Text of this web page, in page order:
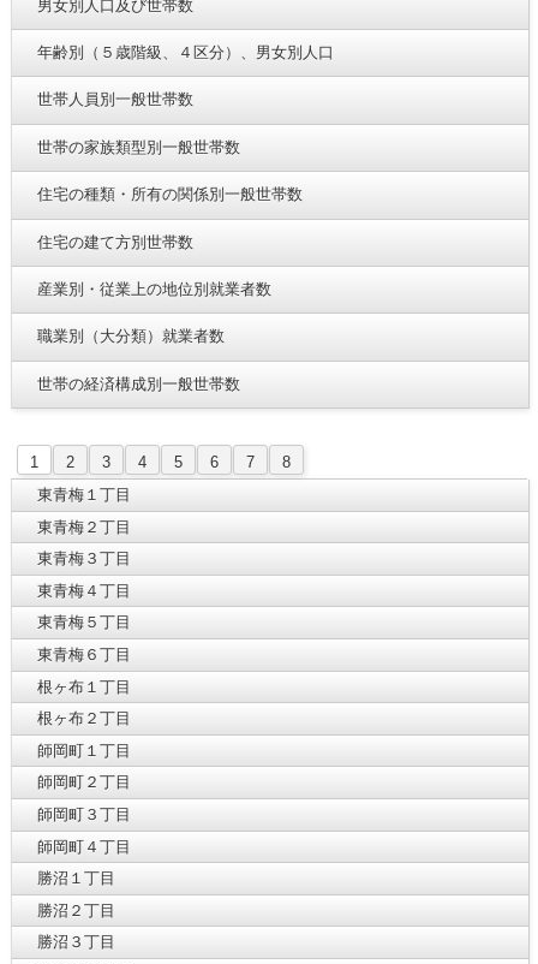
男女別人口及び世帯数
年齢別（５歳階級、４区分）、男女別人口
世帯人員別一般世帯数
世帯の家族類型別一般世帯数
住宅の種類・所有の関係別一般世帯数
住宅の建て方別世帯数
産業別・従業上の地位別就業者数
職業別（大分類）就業者数
世帯の経済構成別一般世帯数
1 2 3 4 5 6 7
8
東青梅１丁目
東青梅２丁目
東青梅３丁目
東青梅４丁目
東青梅５丁目
東青梅６丁目
根ヶ布１丁目
根ヶ布２丁目
師岡町１丁目
師岡町２丁目
師岡町３丁目
師岡町４丁目
勝沼１丁目
勝沼２丁目
勝沼３丁目